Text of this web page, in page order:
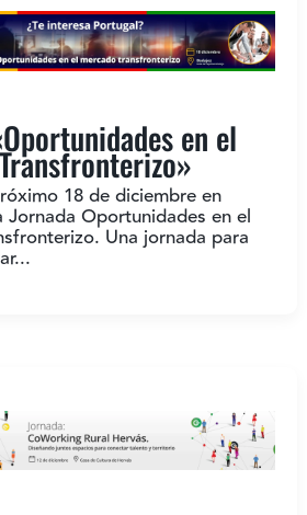
en el
18 de diciembre en
Jornada Oportunidades en el
Una jornada para